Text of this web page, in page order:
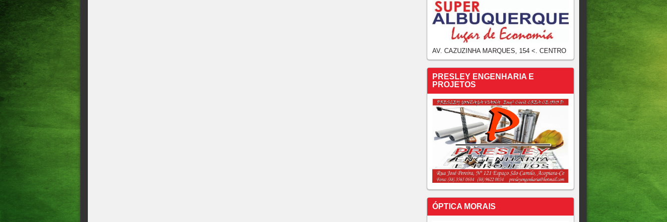
AV. CAZUZINHA MARQUES, 154 <. CENTRO
PRESLEY ENGENHARIA E
PROJETOS
ÓPTICA MORAIS